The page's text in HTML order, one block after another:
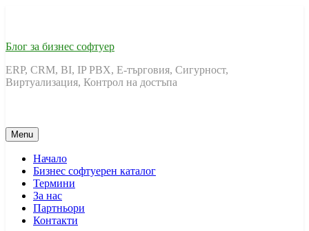
Блог за бизнес софтуер
ERP, CRM, BI, IP PBX, Е-търговия, Сигурност,
Виртуализация, Контрол на достъпа
Menu
Начало
Бизнес софтуерен каталог
Термини
За нас
Партньори
Контакти